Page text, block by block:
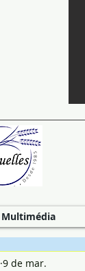
Multimédia
9 de mar.